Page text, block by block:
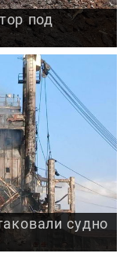
под
судно